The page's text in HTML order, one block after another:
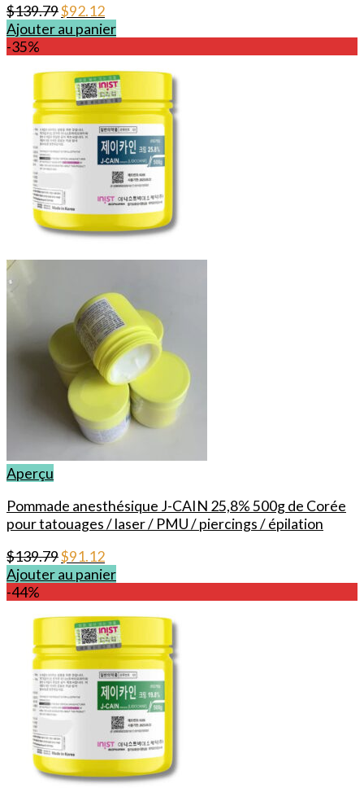
$139.79Le
prix
$139.79.
$92.12Le
prix
$92.12.
Ajouter au panier
-35%
Aperçu
Pommade anesthésique J-CAIN 25,8% 500g de Corée
pour tatouages / laser / PMU / piercings / épilation
$139.79Le
prix
$139.79.
$91.12Le
prix
$91.12.
Ajouter au panier
-44%